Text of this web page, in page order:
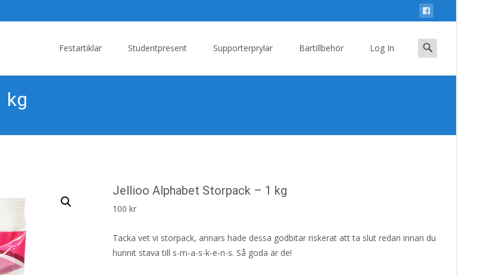
Festartiklar Studentpresent Supporterprylar Bartillbehör Log In
Search
for:
kg
Jellioo Alphabet Storpack – 1 kg
100 kr
Tacka vet vi storpack, annars hade dessa godbitar riskerat att ta slut redan innan du
hunnit stava till s-m-a-s-k-e-n-s. Så goda är de!